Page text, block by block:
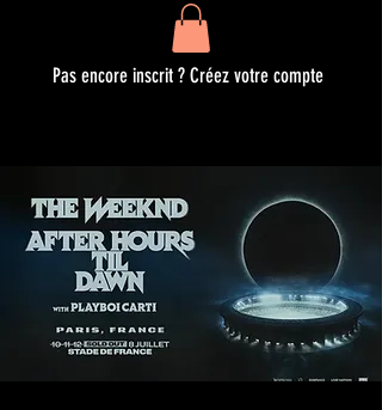
Pas encore inscrit ? Créez votre compte